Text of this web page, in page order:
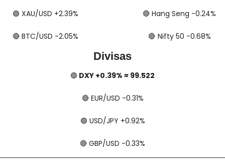
🟢 ​​​​ XAU/USD +2.39%
🔴 ​​​​ BTC/USD -2.05%
🔴 ​​​​ Hang Seng -0.24%
🔴​​​  Nifty 50 -0.68%
Divisas
🟢 DXY +0.39% ≈ 99.522
🔴​​​​ EUR/USD -0.31%
🟢 ​​​​ USD/JPY +0.92%
🔴 ​​​​ GBP/USD -0.33%